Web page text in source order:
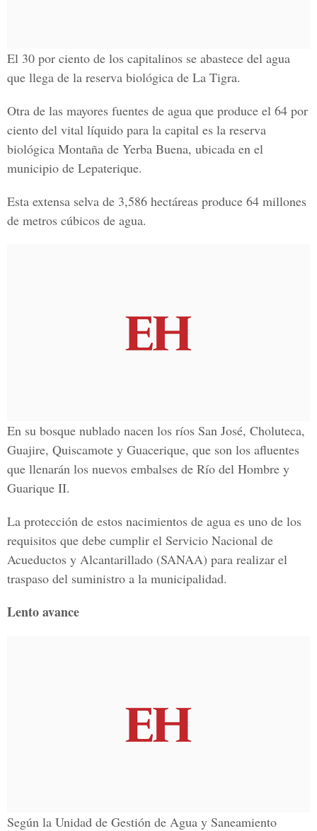
El 30 por ciento de los capitalinos se abastece del agua
que llega de la reserva biológica de La Tigra.
Otra de las mayores fuentes de agua que produce el 64 por
ciento del vital líquido para la capital es la reserva
biológica Montaña de Yerba Buena, ubicada en el
municipio de Lepaterique.
Esta extensa selva de 3,586 hectáreas produce 64 millones
de metros cúbicos de agua.
En su bosque nublado nacen los ríos San José, Choluteca,
Guajire, Quiscamote y Guacerique, que son los afluentes
que llenarán los nuevos embalses de Río del Hombre y
Guarique II.
La protección de estos nacimientos de agua es uno de los
requisitos que debe cumplir el Servicio Nacional de
Acueductos y Alcantarillado (SANAA) para realizar el
traspaso del suministro a la municipalidad.
Lento avance
Según la Unidad de Gestión de Agua y Saneamiento